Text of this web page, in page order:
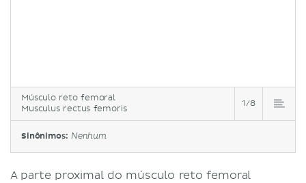
Músculo reto femoral
Musculus rectus femoris
1/8
Sinônimos: Nenhum
A parte proximal do músculo reto femoral